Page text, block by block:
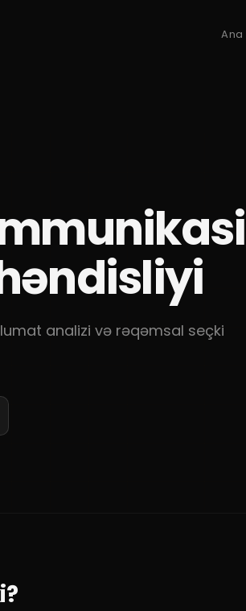
Ana
analizi və rəqəmsal seçki